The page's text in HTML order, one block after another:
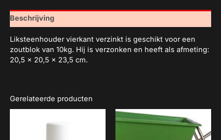
Beschrijving
Liksteenhouder vierkant verzinkt is geschikt voor een
zoutblok van 10kg. Hij is verzonken en heeft als afmeting:
20,5 x 20,5 x 23,5 cm.
Gerelateerde producten